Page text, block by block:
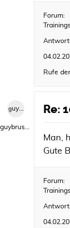
Forum:
Rufe
guybrush1992
guybrush1992
Re:
Man,
Gute
Forum: